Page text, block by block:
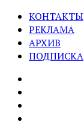
КОНТАКТЫ
РЕКЛАМА
АРХИВ
ПОДПИСКА